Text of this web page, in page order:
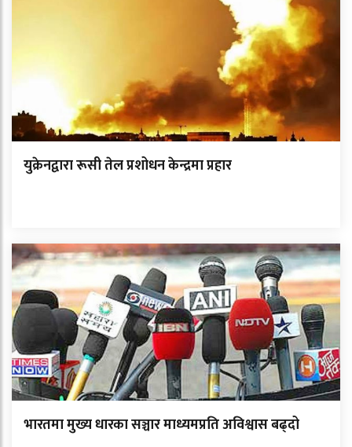
युक्रेनद्वारा रूसी तेल प्रशोधन केन्द्रमा प्रहार
भारतमा मुख्य धारका सञ्चार माध्यमप्रति अविश्वास बढ्दो